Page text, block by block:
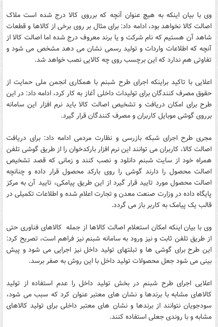
وی با بیان اینکه به هیچ عنوان آنچه که برروی کالا درج شده است ملاک
اصالت کالا نخواهد بود، ادامه داد: برای مثال بر روی برخی از کالاها و قطعات
شاهد آن هستیم که نام شرکت و یا برند معروف درج شده اما اصالت کالا از
آنچه که اطلاعات واردات و تولید رسمی نشان می دهد مشخص می شود و
تفاوتی هم ندارد که این برچسب روی چه کالایی نصب خواهد شد.
اعلایی با تاکید براینکه اجرای طرح شبنم با همکاری انجمن ملی حمایت از
حقوق مصرف کنندگان برای تولیدات داخلی آغاز به کار کرد، ادامه داد: در این
طرح برای امکان دریافت و تشخیص اصالت کالا باید نرم افزار این سامانه
برروی گوشی موبایل کاربران و مصرف کنندگان قرار گیرد.
مجری طرح اجرای شبکه بازرسی و نظارت مردمی ادامه داد: برای دریافت
اصالت کالا، کاربران می توانند این نرم افزار بارکدخوان را از طریق گوشی تلفن
همراه خود از سایت شبنم دانلود و نصب کنند و زمانی که قصد تشخیص
اصالت محصول را دارند گوشی را روی بارکد محصول قرار داده و چنانچه
اصالت محصول مورد تایید قرار گیرد از این طریق پیامکی، تایید آن به مرکز
پایگاه داده در وزارت صنعت معدن و تجارت اعلام شده و اطلاعات تکمیلی در
قالب یک پیامک به کاربر باز می گردد.
وی با بیان اینکه امکان استعلام اصالت کالاها از جمله کالاهای فناوری حتی
از طریق تلفن ثابت و نیز ورود به سامانه شبنم نیز فراهم است، تصریح کرد:
این طرح برای گوشی ها و تبلتهای تولید داخل نیز اجرایی می شود و پیش
بینی می شود جعل محصولات تولید داخل با این روش به صفر برسد.
اعلایی اجرای طرح شبنم در بخش تولید داخل را عدم استفاده از تولید
کالاهای مشابه با برندها و نشان های معتبر عنوان کرد که سبب می شود،
سودجویان نتوانند از برندها و نشان های معتبر داخلی برای تولید کالاهای
مشابه و با روندی جعلی استفاده کنند.